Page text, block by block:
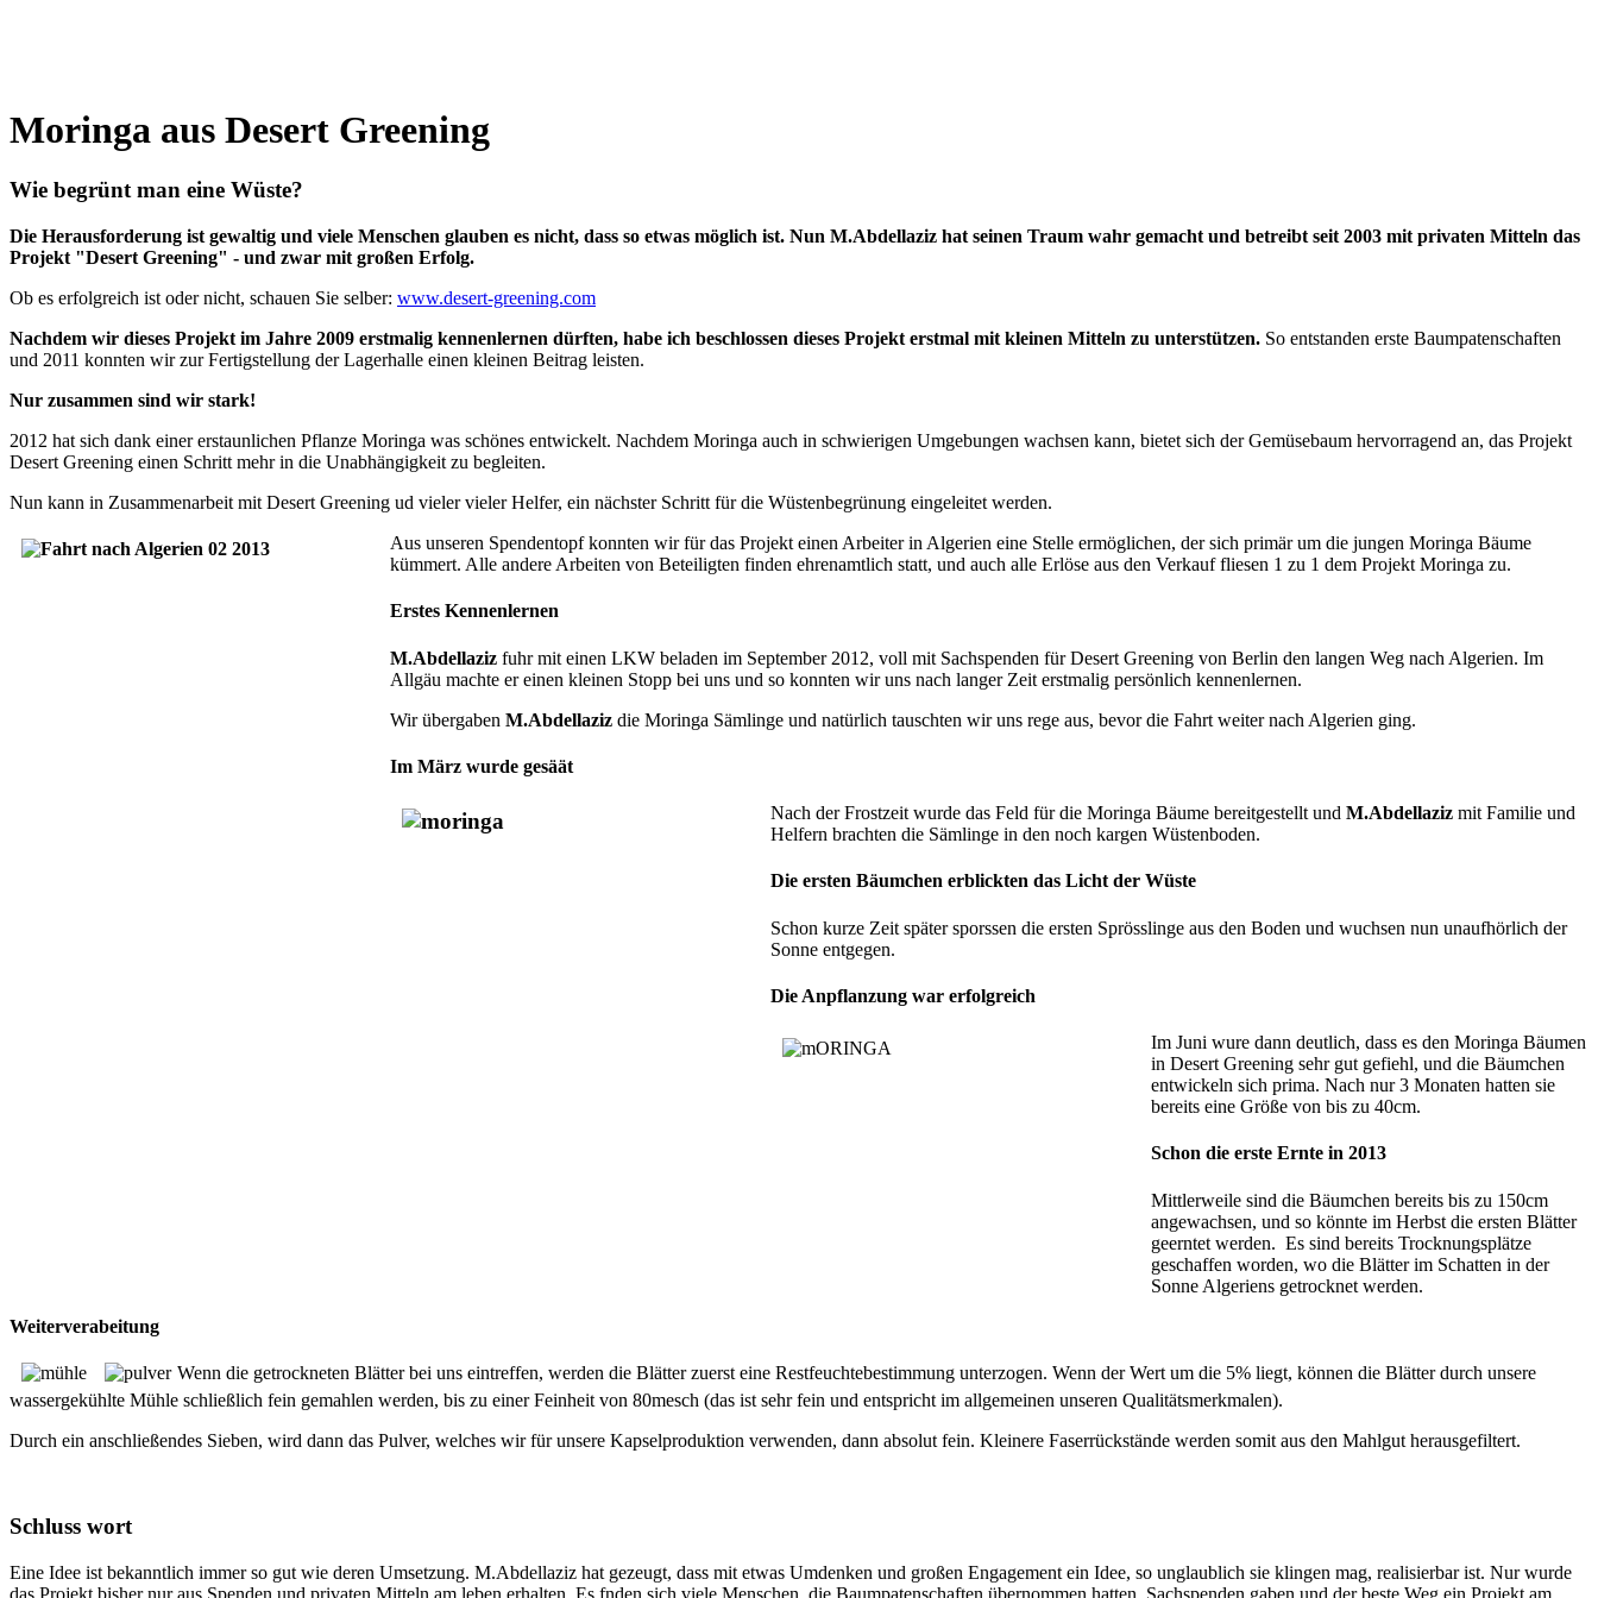
Moringa aus Desert Greening
Wie begrünt man eine Wüste?
Die Herausforderung ist gewaltig und viele Menschen glauben es nicht, dass so etwas möglich ist. Nun M.Abdellaziz hat seinen Traum wahr gemacht und betreibt seit 2003 mit privaten Mitteln das
Projekt "Desert Greening" - und zwar mit großen Erfolg.
Ob es erfolgreich ist oder nicht, schauen Sie selber: www.desert-greening.com
Nachdem wir dieses Projekt im Jahre 2009 erstmalig kennenlernen dürften, habe ich beschlossen dieses Projekt erstmal mit kleinen Mitteln zu unterstützen. So entstanden erste Baumpatenschaften
und 2011 konnten wir zur Fertigstellung der Lagerhalle einen kleinen Beitrag leisten.
Nur zusammen sind wir stark!
2012 hat sich dank einer erstaunlichen Pflanze Moringa was schönes entwickelt. Nachdem Moringa auch in schwierigen Umgebungen wachsen kann, bietet sich der Gemüsebaum hervorragend an, das Projekt
Desert Greening einen Schritt mehr in die Unabhängigkeit zu begleiten.
Nun kann in Zusammenarbeit mit Desert Greening ud vieler vieler Helfer, ein nächster Schritt für die Wüstenbegrünung eingeleitet werden.
Aus unseren Spendentopf konnten wir für das Projekt einen Arbeiter in Algerien eine Stelle ermöglichen, der sich primär um die jungen Moringa Bäume
kümmert. Alle andere Arbeiten von Beteiligten finden ehrenamtlich statt, und auch alle Erlöse aus den Verkauf fliesen 1 zu 1 dem Projekt Moringa zu.
Erstes Kennenlernen
M.Abdellaziz fuhr mit einen LKW beladen im September 2012, voll mit Sachspenden für Desert Greening von Berlin den langen Weg nach Algerien. Im
Allgäu machte er einen kleinen Stopp bei uns und so konnten wir uns nach langer Zeit erstmalig persönlich kennenlernen.
Wir übergaben M.Abdellaziz die Moringa Sämlinge und natürlich tauschten wir uns rege aus, bevor die Fahrt weiter nach Algerien ging.
Im März wurde gesäät
Nach der Frostzeit wurde das Feld für die Moringa Bäume bereitgestellt und M.Abdellaziz mit Familie und
Helfern brachten die Sämlinge in den noch kargen Wüstenboden.
Die ersten Bäumchen erblickten das Licht der Wüste
Schon kurze Zeit später sporssen die ersten Sprösslinge aus den Boden und wuchsen nun unaufhörlich der
Sonne entgegen.
Die Anpflanzung war erfolgreich
Im Juni wure dann deutlich, dass es den Moringa Bäumen
in Desert Greening sehr gut gefiehl, und die Bäumchen
entwickeln sich prima. Nach nur 3 Monaten hatten sie
bereits eine Größe von bis zu 40cm.
Schon die erste Ernte in 2013
Mittlerweile sind die Bäumchen bereits bis zu 150cm
angewachsen, und so könnte im Herbst die ersten Blätter
geerntet werden. Es sind bereits Trocknungsplätze
geschaffen worden, wo die Blätter im Schatten in der
Sonne Algeriens getrocknet werden.
Weiterverabeitung
Wenn die getrockneten Blätter bei uns eintreffen, werden die Blätter zuerst eine Restfeuchtebestimmung unterzogen. Wenn der Wert um die 5% liegt, können die Blätter durch unsere
wassergekühlte Mühle schließlich fein gemahlen werden, bis zu einer Feinheit von 80mesch (das ist sehr fein und entspricht im allgemeinen unseren Qualitätsmerkmalen).
Durch ein anschließendes Sieben, wird dann das Pulver, welches wir für unsere Kapselproduktion verwenden, dann absolut fein. Kleinere Faserrückstände werden somit aus den Mahlgut herausgefiltert.
Schluss wort
Eine Idee ist bekanntlich immer so gut wie deren Umsetzung. M.Abdellaziz hat gezeugt, dass mit etwas Umdenken und großen Engagement ein Idee, so unglaublich sie klingen mag, realisierbar ist. Nur wurde
das Projekt bisher nur aus Spenden und privaten Mitteln am leben erhalten. Es fnden sich viele Menschen, die Baumpatenschaften übernommen hatten, Sachspenden gaben und der beste Weg ein Projekt am